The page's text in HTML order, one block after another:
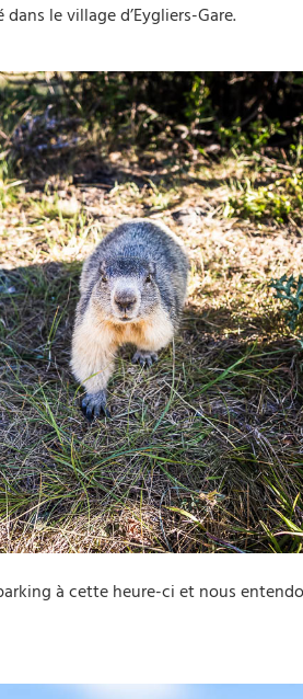
le village d’Eygliers-Gare.
à cette heure-ci et nous